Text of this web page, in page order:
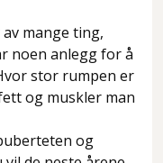
mange ting,
noen anlegg for å
stor rumpen er
og muskler man
og